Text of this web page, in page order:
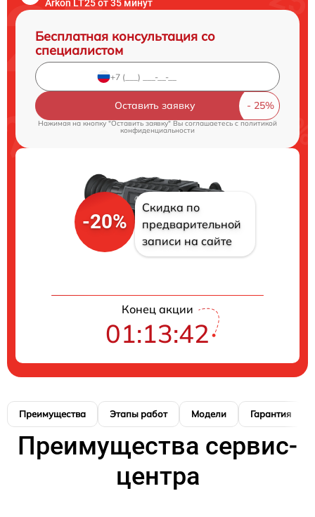
Arkon LT25 от 35 минут
Бесплатная консультация со
специалистом
Оставить заявку
Нажимая на кнопку "Оставить заявку" Вы соглашаетесь c политикой
конфиденциальности
-20%
Скидка по
предварительной
записи на сайте
Конец акции
01:13:42
Преимущества Этапы работ Модели Гарантия
Преимущества сервис-
центра